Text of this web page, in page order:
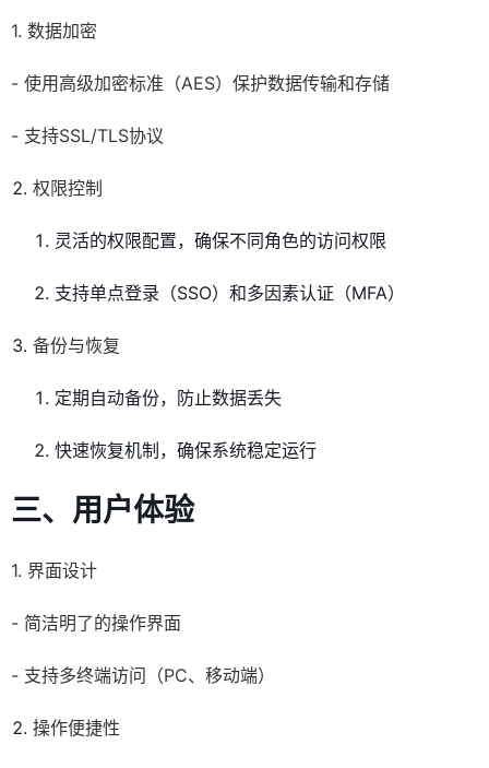
1. 数据加密
- 使用高级加密标准（AES）保护数据传输和存储
- 支持SSL/TLS协议
权限控制
灵活的权限配置，确保不同角色的访问权限
支持单点登录（SSO）和多因素认证（MFA）
备份与恢复
定期自动备份，防止数据丢失
快速恢复机制，确保系统稳定运行
三、用户体验
1. 界面设计
- 简洁明了的操作界面
- 支持多终端访问（PC、移动端）
操作便捷性